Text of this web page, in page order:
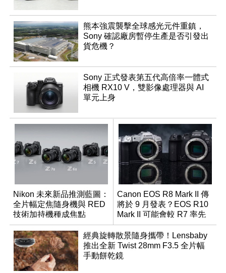
熊本強震襲擊全球感光元件重鎮，
Sony 確認廠房暫停生產是否引發出
貨危機？
Sony 正式發表第五代高倍率一體式
相機 RX10 V，雙影像處理器與 AI
單元上身
Nikon 未來新品推測藍圖：
全片幅定焦隨身機與 RED
技術加持機種成焦點
Canon EOS R8 Mark II 傳
將於 9 月發表？EOS R10
Mark II 可能會較 R7 率先
推出
經典旋轉散景隨身攜帶！Lensbaby
推出全新 Twist 28mm F3.5 全片幅
手動餅乾鏡